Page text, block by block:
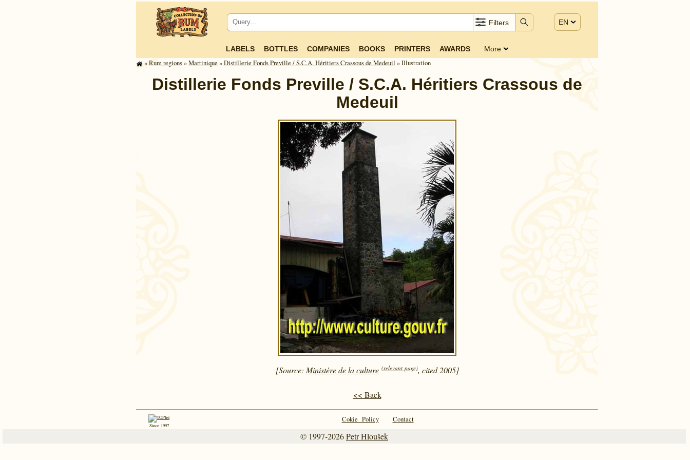
Filters EN
LABELS BOTTLES COMPANIES BOOKS PRINTERS AWARDS More
»Rum regions»Mar­tinique »Distillerie Fonds Preville / S.C.A. Héritiers Crassous de Medeuil » Illustration
Distillerie Fonds Preville / S.C.A. Héritiers Crassous de
Medeuil
[Source: Ministère de la culture (relevant page), cited 2005]
<< Back
Since 1997
Cokie Policy Contact
© 1997-2026Petr Hloušek